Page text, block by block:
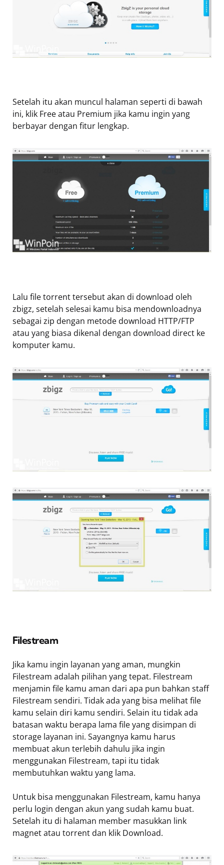
Setelah itu akan muncul halaman seperti di bawah
ini, klik Free atau Premium jika kamu ingin yang
berbayar dengan fitur lengkap.
Lalu file torrent tersebut akan di download oleh
zbigz, setelah selesai kamu bisa mendownloadnya
sebagai zip dengan metode download HTTP/FTP
atau yang biasa dikenal dengan download direct ke
komputer kamu.
Filestream
Jika kamu ingin layanan yang aman, mungkin
Filestream adalah pilihan yang tepat. Filestream
menjamin file kamu aman dari apa pun bahkan staff
Filestream sendiri. Tidak ada yang bisa melihat file
kamu selain diri kamu sendiri. Selain itu tidak ada
batasan waktu berapa lama file yang disimpan di
storage layanan ini. Sayangnya kamu harus
membuat akun terlebih dahulu jika ingin
menggunakan Filestream, tapi itu tidak
membutuhkan waktu yang lama.
Untuk bisa menggunakan Filestream, kamu hanya
perlu login dengan akun yang sudah kamu buat.
Setelah itu di halaman member masukkan link
magnet atau torrent dan klik Download.